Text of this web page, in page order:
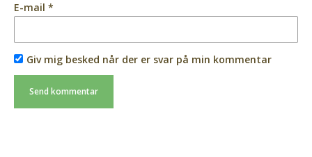
E-mail *
Giv mig besked når der er svar på min kommentar